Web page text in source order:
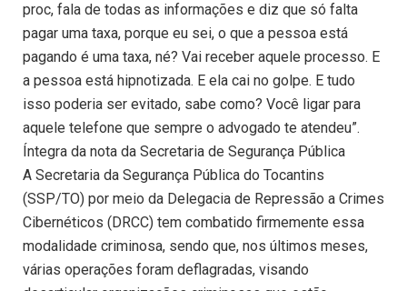
proc, fala de todas as informações e diz que só falta
pagar uma taxa, porque eu sei, o que a pessoa está
pagando é uma taxa, né? Vai receber aquele processo. E
a pessoa está hipnotizada. E ela cai no golpe. E tudo
isso poderia ser evitado, sabe como? Você ligar para
aquele telefone que sempre o advogado te atendeu”.
Íntegra da nota da Secretaria de Segurança Pública
A Secretaria da Segurança Pública do Tocantins
(SSP/TO) por meio da Delegacia de Repressão a Crimes
Cibernéticos (DRCC) tem combatido firmemente essa
modalidade criminosa, sendo que, nos últimos meses,
várias operações foram deflagradas, visando